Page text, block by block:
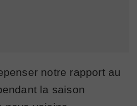
notre rapport au
la saison